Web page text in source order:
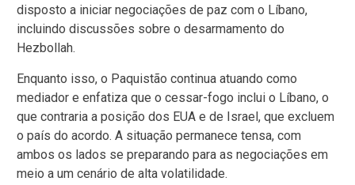
disposto a iniciar negociações de paz com o Líbano,
incluindo discussões sobre o desarmamento do
Hezbollah.
Enquanto isso, o Paquistão continua atuando como
mediador e enfatiza que o cessar-fogo inclui o Líbano, o
que contraria a posição dos EUA e de Israel, que excluem
o país do acordo. A situação permanece tensa, com
ambos os lados se preparando para as negociações em
meio a um cenário de alta volatilidade.